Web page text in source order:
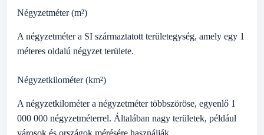
Négyzetméter (m²)
A négyzetméter a SI származtatott területegység, amely egy 1
méteres oldalú négyzet területe.
Négyzetkilométer (km²)
A négyzetkilométer a négyzetméter többszöröse, egyenlő 1
000 000 négyzetméterrel. Általában nagy területek, például
városok és országok mérésére használják.